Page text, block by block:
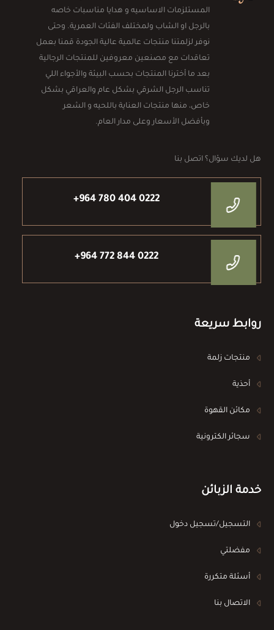
المستلزمات الاساسيه و هدايا مناسبات خاصه
بالرجل او الشاب ولمختلف الفئات العمرية. وحتى
نوفر لزلمتنا منتجات عالمية عالية الجودة قمنا بعمل
تعاقدات مع مصنعين معروفين للمنتجات الرجالية
بعد ما أخترنا المنتجات بحسب البيئة والأجواء اللي
تناسب الرجل الشرقي بشكل عام والعراقي بشكل
خاص، منها منتجات العناية باللحيه و الشعر
وبأفضل الأسعار وعلى مدار العام.
هل لديك سؤال؟ اتصل بنا
+964 780 404 0222
+964 772 844 0222
روابط سريعة
منتجات زلمة
أحذية
مكائن القهوة
سجائر الكترونية
خدمة الزبائن
التسجيل/تسجيل دخول
مفضلتي
أسئلة متكررة
الاتصال بنا